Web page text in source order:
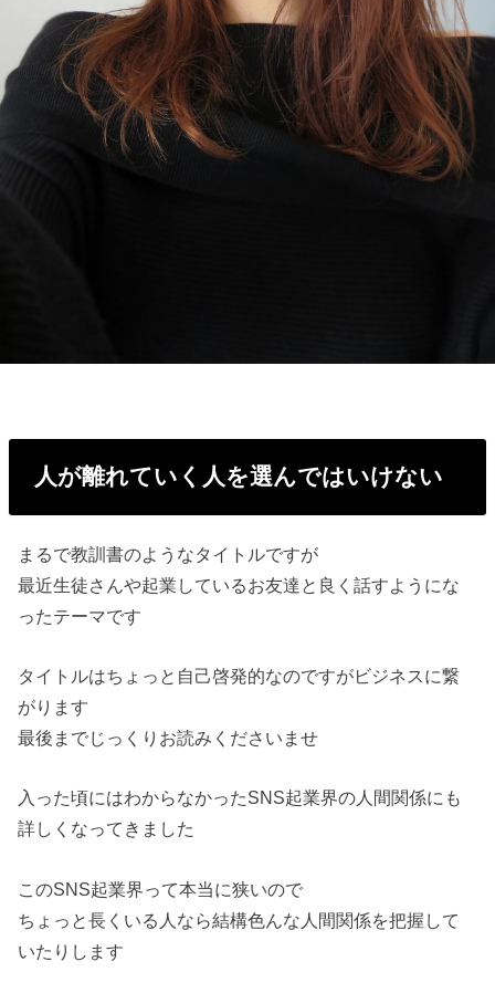
人が離れていく人を選んではいけない
まるで教訓書のようなタイトルですが
最近生徒さんや起業しているお友達と良く話すようにな
ったテーマです
タイトルはちょっと自己啓発的なのですがビジネスに繋
がります
最後までじっくりお読みくださいませ
入った頃にはわからなかったSNS起業界の人間関係にも
詳しくなってきました
このSNS起業界って本当に狭いので
ちょっと長くいる人なら結構色んな人間関係を把握して
いたりします